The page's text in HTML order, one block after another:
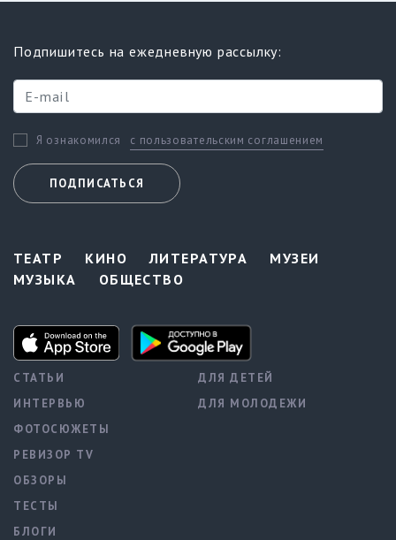
Подпишитесь на ежедневную рассылку:
Я ознакомился с пользовательским соглашением
ПОДПИСАТЬСЯ
ТЕАТР КИНО ЛИТЕРАТУРА
МУЗЕИ
МУЗЫКА
ОБЩЕСТВО
СТАТЬИ
ИНТЕРВЬЮ
ФОТОСЮЖЕТЫ
РЕВИЗОР TV
ОБЗОРЫ
ТЕСТЫ
БЛОГИ
ДЛЯ ДЕТЕЙ
ДЛЯ МОЛОДЕЖИ